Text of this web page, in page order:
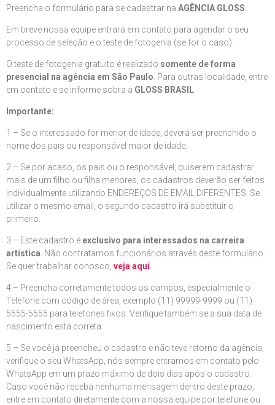
Preencha o formulário para se cadastrar na AGÊNCIA GLOSS
Em breve nossa equipe entrará em contato para agendar o seu
processo de seleção e o teste de fotogenia (se for o caso).
O teste de fotogenia gratuito é realizado somente de forma
presencial na agência em São Paulo . Para outras localidade, entre
em ocntato e se informe sobra a GLOSS BRASIL
Importante:
1 – Se o interessado for menor de idade, deverá ser preenchido o
nome dos pais ou responsável maior de idade.
2 – Se por acaso, os pais ou o responsável, quiserem cadastrar
mais de um filho ou filha menores, os cadastros deverão ser feitos
individualmente utilizando ENDEREÇOS DE EMAIL DIFERENTES. Se
utilizar o mesmo email, o segundo cadastro irá substituir o
primeiro.
3 – Este cadastro é exclusivo para interessados na carreira
artística . Não contratamos funcionários através deste formulário.
Se quer trabalhar conosco, veja aqui
4 – Preencha corretamente todos os campos, especialmente o
Telefone com código de área, exemplo (11) 99999-9999 ou (11)
5555-5555 para telefones fixos. Verifique também se a sua data de
nascimento está correta.
5 – Se você já preencheu o cadastro e não teve retorno da agência,
verifique o seu WhatsApp, nós sempre entramos em contato pelo
WhatsApp em um prazo máximo de dois dias após o cadastro.
Caso você não receba nenhuma mensagem dentro deste prazo,
entre em contato diretamente com a nossa equipe por telefone ou